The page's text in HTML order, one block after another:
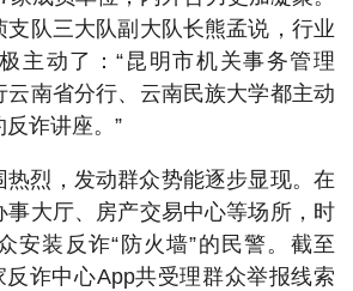
支队三大队副大队长熊孟说，行业
主动了：“昆明市机关事务管理
云南省分行、云南民族大学都主动
诈讲座。”
热烈，发动群众势能逐步显现。在
事大厅、房产交易中心等场所，时
安装反诈“防火墙”的民警。截至
诈中心App共受理群众举报线索